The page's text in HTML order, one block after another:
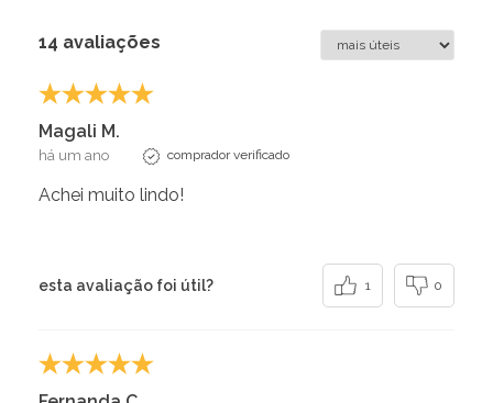
14 avaliações
Magali M.
há um ano comprador verificado
Achei muito lindo!
esta avaliação foi útil? 1 0